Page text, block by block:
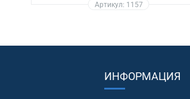
Артикул: 1157
ИНФОРМАЦИЯ